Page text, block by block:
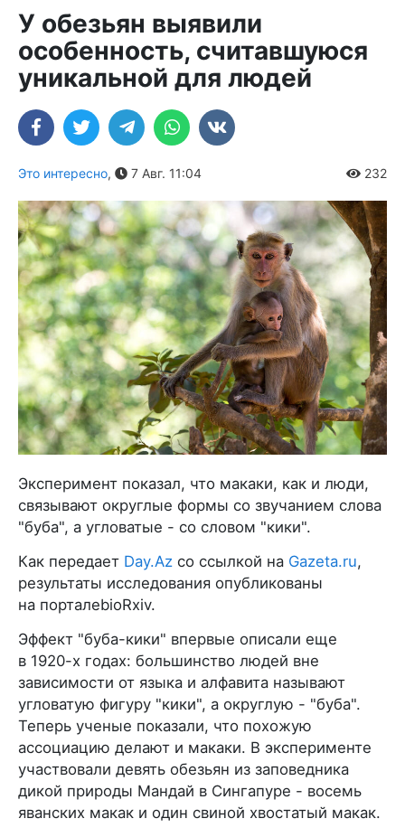
У обезьян выявили
особенность, считавшуюся
уникальной для людей
Это интересно, 7 Авг. 11:04 232
Эксперимент показал, что макаки, как и люди,
связывают округлые формы со звучанием слова
"буба", а угловатые - со словом "кики".
Как передает Day.Az со ссылкой на Gazeta.ru,
результаты исследования опубликованы
на порталеbioRxiv.
Эффект "буба-кики" впервые описали еще
в 1920-х годах: большинство людей вне
зависимости от языка и алфавита называют
угловатую фигуру "кики", а округлую - "буба".
Теперь ученые показали, что похожую
ассоциацию делают и макаки. В эксперименте
участвовали девять обезьян из заповедника
дикой природы Мандай в Сингапуре - восемь
яванских макак и один свиной хвостатый макак.